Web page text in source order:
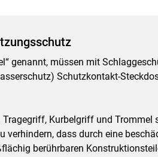
genannt, müssen mit
Schutzkontakt-
Kurbelgriff und Trommel
dass durch eine
berührbaren